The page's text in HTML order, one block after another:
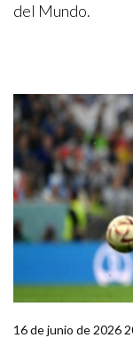
del Mundo.
16 de junio de 2026